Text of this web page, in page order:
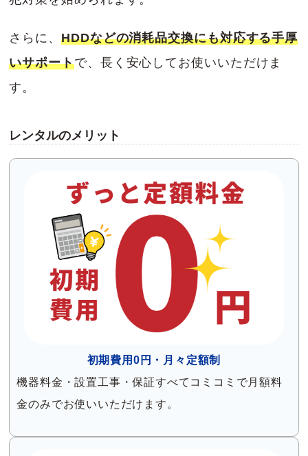
さらに、HDDなどの消耗品交換にも対応する手厚
いサポートで、長く安心してお使いいただけま
す。
レンタルのメリット
初期費用0円・月々定額制
機器料金・設置工事・保証すべてコミコミで月額料
金のみでお使いいただけます。